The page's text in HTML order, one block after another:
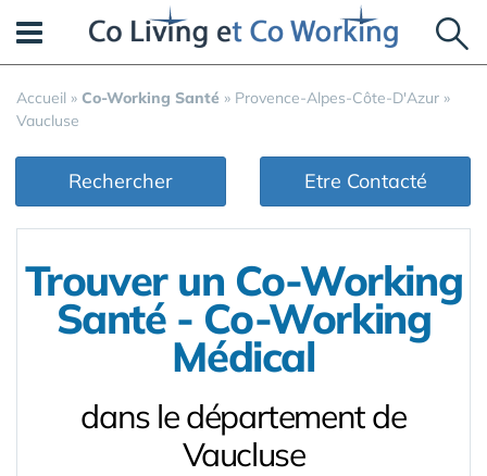
Accueil » Co-Working Santé » Provence-Alpes-Côte-D'Azur »
Vaucluse
Rechercher Etre Contacté
Trouver un Co-Working
Santé - Co-Working
Médical
dans le département de
Vaucluse
Panneau de gestion des cookies